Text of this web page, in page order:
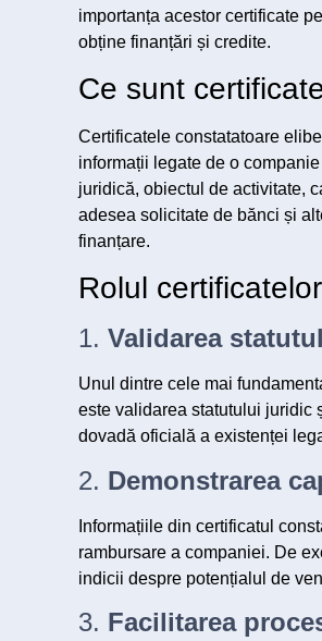
importanța acestor certificate
obține finanțări și credite.
Ce sunt
Certificatele constatatoare
informații legate de o
juridică, obiectul de activitate,
adesea solicitate de bănci și
finanțare.
Rolul
1. Validarea
Unul dintre cele mai
este validarea statutului juridic
dovadă oficială a existenței
2. Demonstrarea
Informațiile din certificatul
rambursare a companiei. De
indicii despre potențialul de
3. Facilitarea